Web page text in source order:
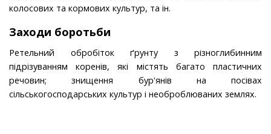
колосових та кормових культур, та ін.
Заходи боротьби
Ретельний обробіток ґрунту з різноглибинним
підрізуванням коренів, які містять багато пластичних
речовин; знищення бур'янів на посівах
сільськогосподарських культур і необроблюваних землях.